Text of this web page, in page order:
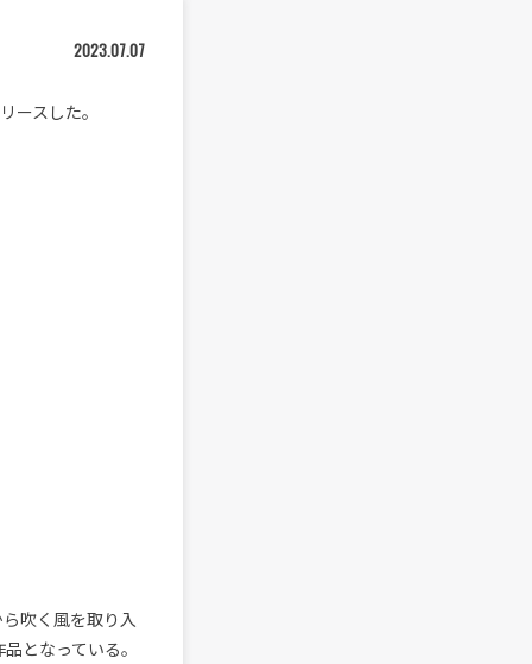
2023.07.07
ースした。
吹く風を取り入
となっている。